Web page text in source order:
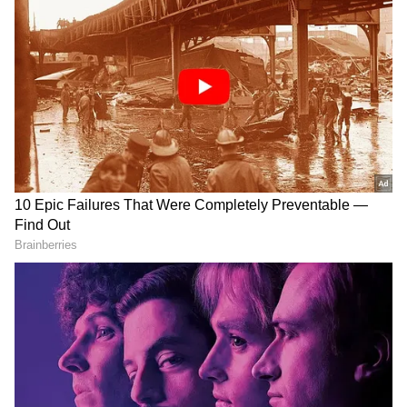
செய்துள்ளதால், அஜித்தின் 62 ஆவது
படத்திற்கு பதிலாக 63 ஆவது படத்தை
விக்னேஷ் சிவன் இயக்குவார் என
எதிர்பார்க்கப்படுகிறது.
நடு இரவில் ஆள் நடமாட்டம் இல்லாத
நேரம்.. தாடி பாலாஜி மனைவி நித்யா
செய்த மோசமான செயல்! கைது செய்த
போலீஸ்!
RECOMMENDED STORIES
Karthigai Deepam :
ரேவதியின் பாஸ்போர்ட்
மாயம்... கார்த்திக்கை
வீழ்த்த எதிரிகள் போட்ட
Vijay - Sangeetha:
பிரியமானவருக்காக
இறங்கி வந்த சங்கீதா
விஜய்.! தடைகளை